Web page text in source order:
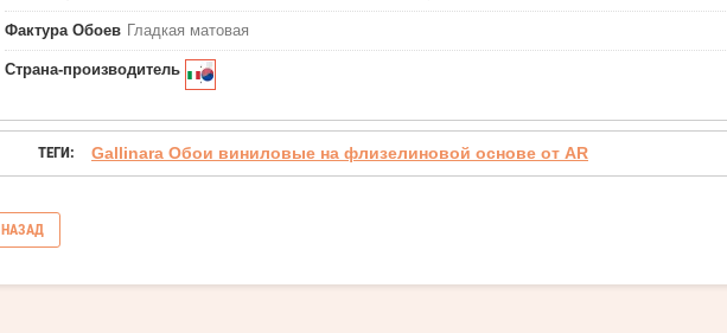
Фактура Обоев Гладкая матовая
Страна-производитель
ТЕГИ: Gallinara Обои виниловые на флизелиновой основе от AR
НАЗАД